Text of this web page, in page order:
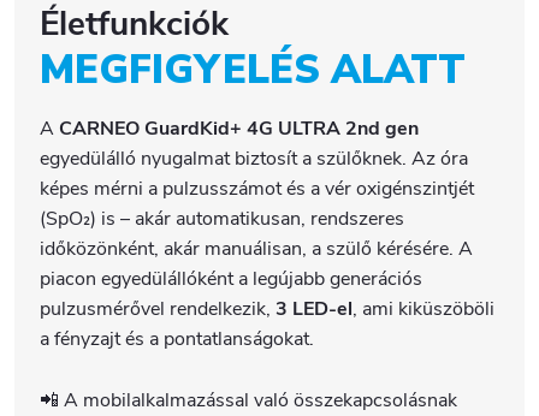
Életfunkciók
MEGFIGYELÉS ALATT
ACARNEO GuardKid+ 4G ULTRA 2nd gen
egyedülálló nyugalmat biztosít a szülőknek. Az óra
képes mérni a pulzusszámot és a vér oxigénszintjét
(SpO₂) is – akár automatikusan, rendszeres
időközönként, akár manuálisan, a szülő kérésére. A
piacon egyedülállóként a legújabb generációs
pulzusmérővel rendelkezik,3 LED-el, ami kiküszöböli
a fényzajt és a pontatlanságokat.
📲 A mobilalkalmazással való összekapcsolásnak